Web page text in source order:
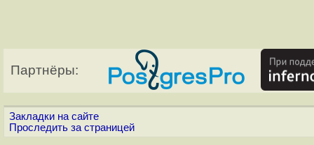
Партнёры:
Закладки на сайте
Проследить за страницей